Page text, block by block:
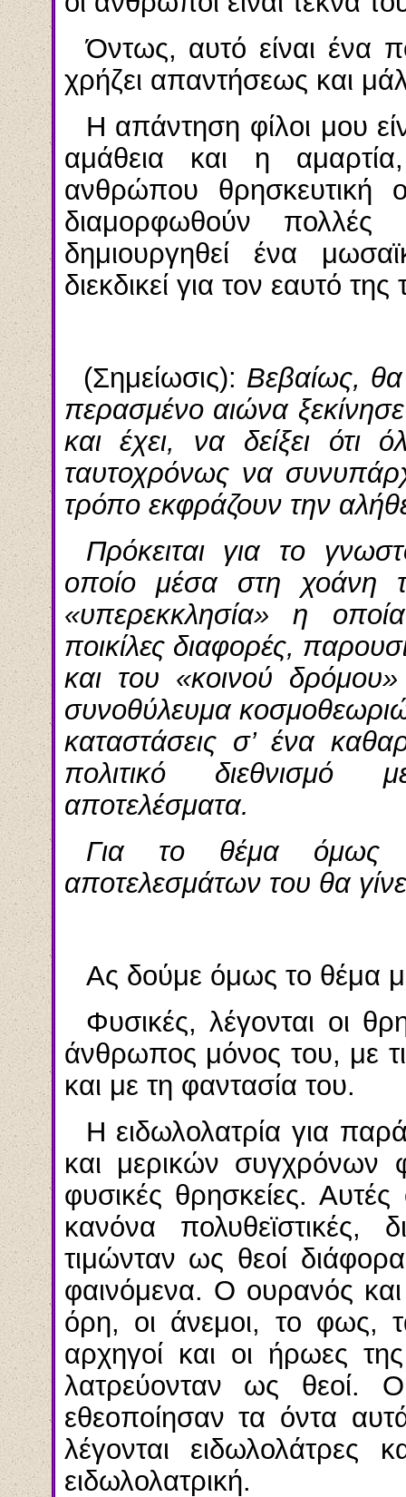
Όντως, αυτό είναι ένα
χρήζει απαντήσεως και
Η απάντηση φίλοι μου
αμάθεια και η
ανθρώπου θρησκευτική
διαμορφωθούν πολλές
δημιουργηθεί ένα
διεκδικεί για τον εαυτό
(Σημείωσις): Βεβαίως, θα
περασμένο αιώνα
και έχει, να δείξει ότι
ταυτοχρόνως να
τρόπο εκφράζουν την
Πρόκειται για το
οποίο μέσα στη χοάνη
«υπερεκκλησία» η
ποικίλες διαφορές,
και του «κοινού
συνοθύλευμα
καταστάσεις σ’ ένα
πολιτικό διεθνισμό
αποτελέσματα.
Για το θέμα όμως
αποτελεσμάτων του θα
Ας δούμε όμως το θέμα
Φυσικές, λέγονται οι
άνθρωπος μόνος του, με
και με τη φαντασία του.
Η ειδωλολατρία για
και μερικών συγχρόνων
φυσικές θρησκείες.
κανόνα πολυθεϊστικές,
τιμώνταν ως θεοί
φαινόμενα. Ο ουρανός
όρη, οι άνεμοι, το φως,
αρχηγοί και οι ήρωες
λατρεύονταν ως θεοί.
εθεοποίησαν τα όντα
λέγονται ειδωλολάτρες
ειδωλολατρική.